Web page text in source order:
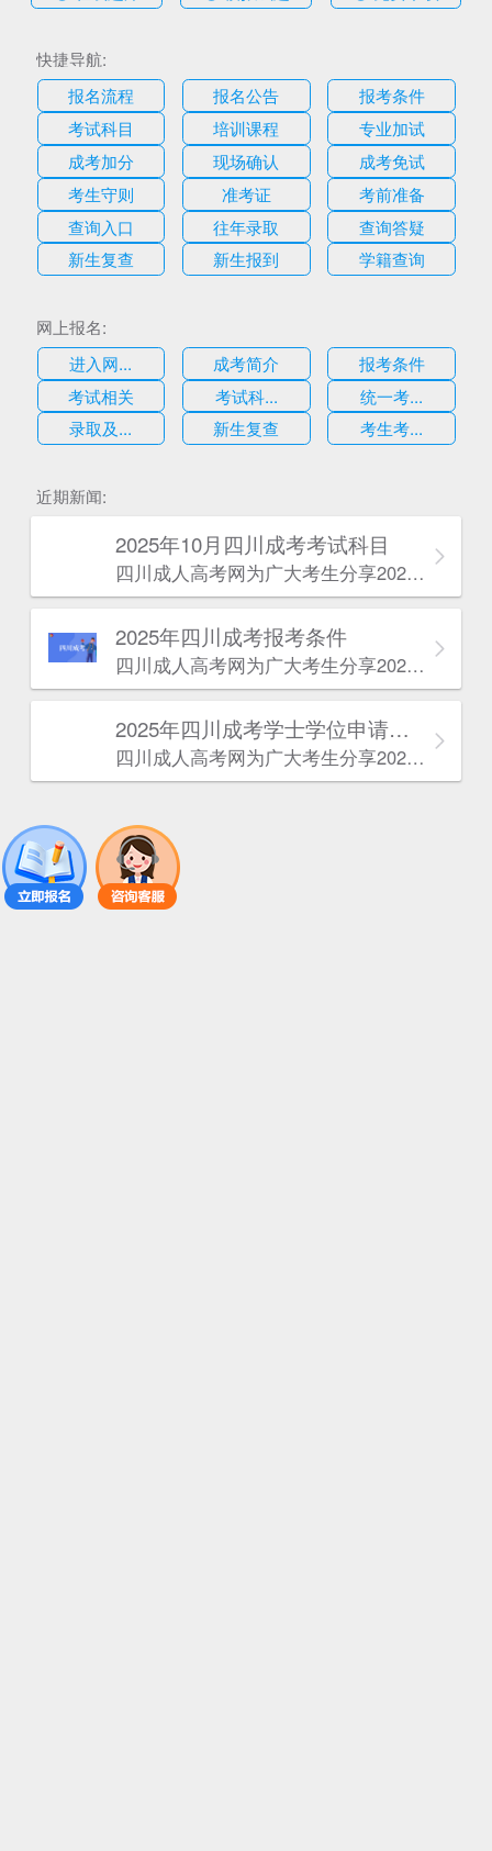
快捷导航:
报名流程
报名公告
报考条件
考试科目
培训课程
专业加试
成考加分
现场确认
成考免试
考生守则
准考证
考前准备
查询入口
往年录取
查询答疑
新生复查
新生报到 学籍查询
网上报名:
进入网...
成考简介
报考条件
考试相关
考试科...
统一考...
录取及...
新生复查 考生考...
近期新闻:
2025年10月四川成考考试科目
四川成人高考网​为广大考生分享2025年10月四川成考考试科目。为广大在职人员和社会人士提供学历提升的机会。更多四川成考考试信息，欢迎在线访问四川成人高考网。
2025年‌‌‌‌四川成考报考条件
四川成人高考网​为广大考生分享2025年‌‌‌‌四川成考报考条件。为广大在职人员和社会人士提供学历提升的机会。更多四川成考考试信息，欢迎在线访问四川成人高考网。
2025年‌‌‌‌四川成考学士学位申请条件
四川成人高考网​为广大考生分享2025年‌‌‌‌四川成考学士学位申请条件。为广大在职人员和社会人士提供学历提升的机会。更多四川成考考试信息，欢迎在线访问四川成人高考网。